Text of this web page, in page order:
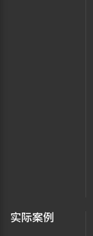
实际案例